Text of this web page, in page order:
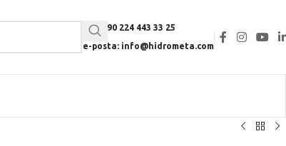
Tel: +90 224 443 33 25
e-posta: info@hidrometa.com